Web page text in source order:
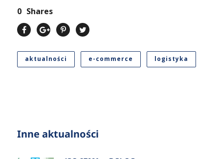
0 Shares
aktualności e-commerce logistyka
Inne aktualności